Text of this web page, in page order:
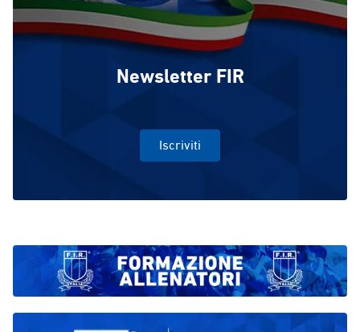
Newsletter FIR
Iscriviti